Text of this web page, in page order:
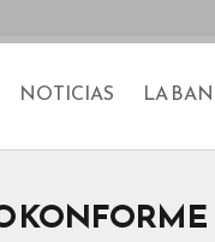
NOTICIAS LA
KONFORME